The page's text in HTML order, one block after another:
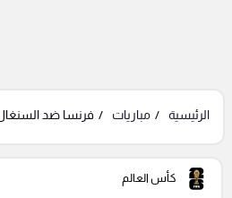
الرئيسية مباريات فرنسا ضد
كأس العالم